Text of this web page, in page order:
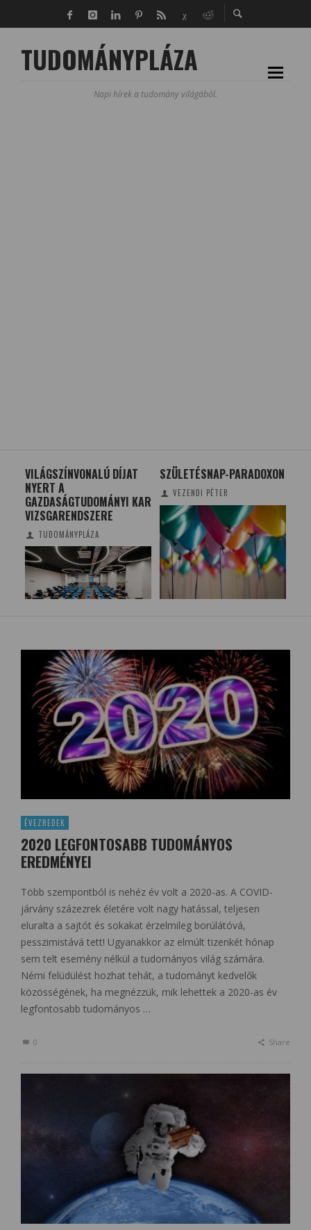
TUDOMÁNYPLÁZA
Napi hírek a tudomány világából.
VILÁGSZÍNVONALÚ DÍJAT
NYERT A
GAZDASÁGTUDOMÁNYI KAR
VIZSGARENDSZERE
TUDOMÁNYPLÁZA
SZÜLETÉSNAP-PARADOXON
VEZENDI PÉTER
ÉVEZREDEK
2020 LEGFONTOSABB TUDOMÁNYOS
EREDMÉNYEI
Több szempontból is nehéz év volt a 2020-as. A COVID-
járvány százezrek életére volt nagy hatással, teljesen
eluralta a sajtót és sokakat érzelmileg borúlátóvá,
pesszimistává tett! Ugyanakkor az elmúlt tizenkét hónap
sem telt esemény nélkül a tudományos világ számára.
Némi felüdülést hozhat tehát, a tudományt kedvelők
közösségének, ha megnézzük, mik lehettek a 2020-as év
legfontosabb tudományos …
0 Share